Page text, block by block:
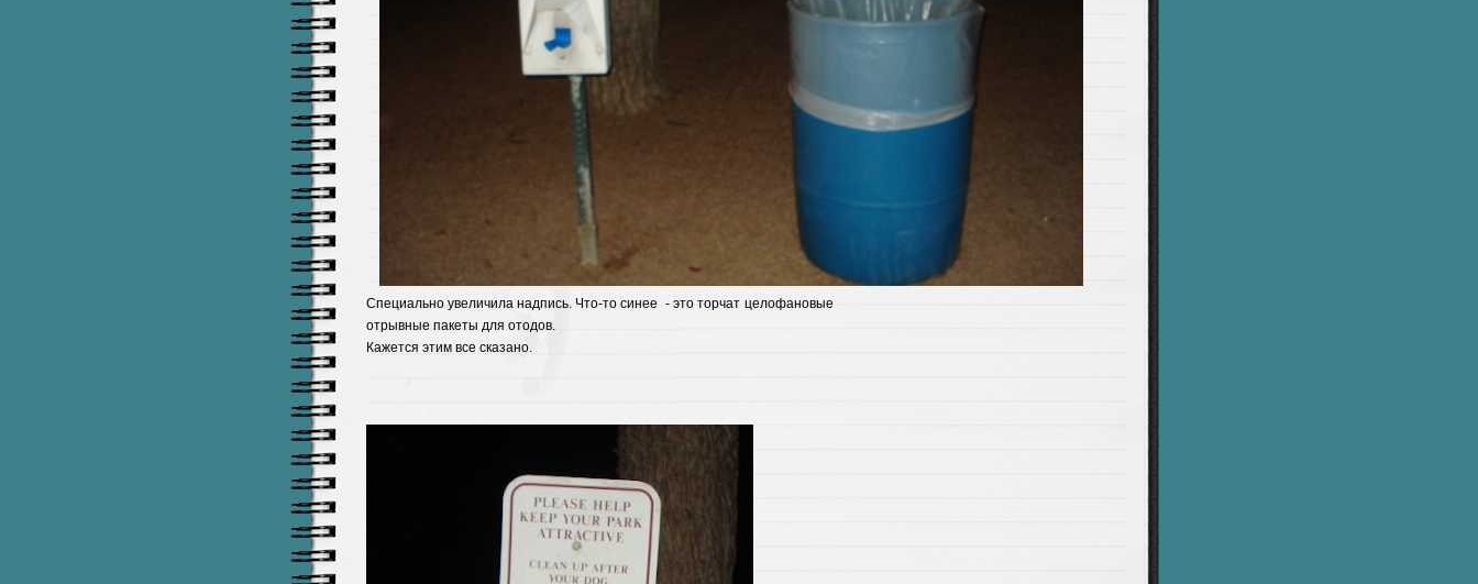
Специально увеличила надпись. Что-то синее - это торчат целофановые
отрывные пакеты для отодов.
Кажется этим все сказано.